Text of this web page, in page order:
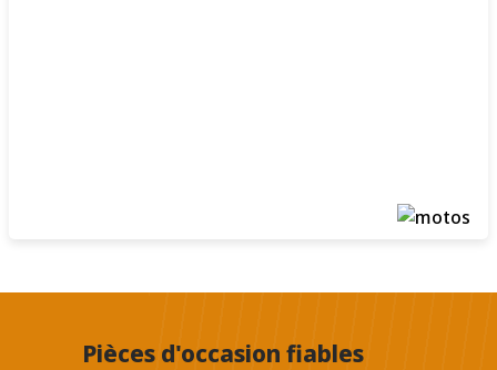
Pièces d'occasion fiables